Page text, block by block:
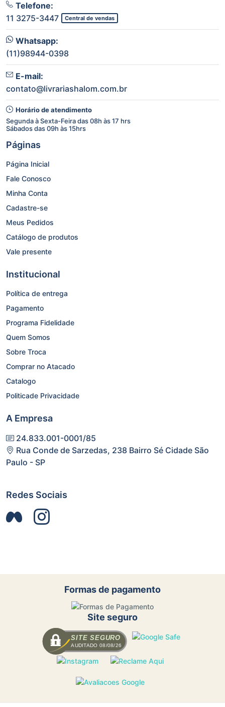
Telefone:
11 3275-3447
Central de vendas
Whatsapp:
(11)98944-0398
E-mail:
contato@livrariashalom.com.br
Horário de atendimento
Segunda à Sexta-Feira das 08h às 17 hrs
Sábados das 09h às 15hrs
Páginas
Página Inicial
Fale Conosco
Minha Conta
Cadastre-se
Meus Pedidos
Catálogo de produtos
Vale presente
Institucional
Política de entrega
Pagamento
Programa Fidelidade
Quem Somos
Sobre Troca
Comprar no Atacado
Catalogo
Politicade Privacidade
A Empresa
24.833.001-0001/85
Rua Conde de Sarzedas, 238 Bairro Sé Cidade São
Paulo - SP
Redes Sociais
Formas de pagamento
Site seguro
SITE SEGURO
AUDITADO 08/08/26